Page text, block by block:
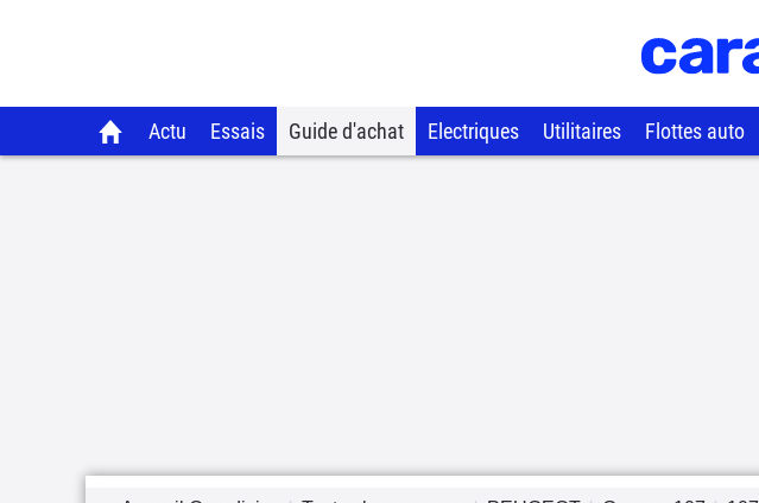
Actu Essais Guide d'achat Electriques Utilitaires Flottes auto